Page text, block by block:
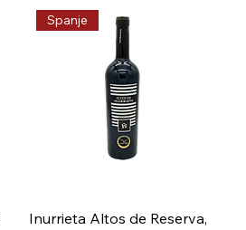
Spanje
Inurrieta Altos de Reserva,